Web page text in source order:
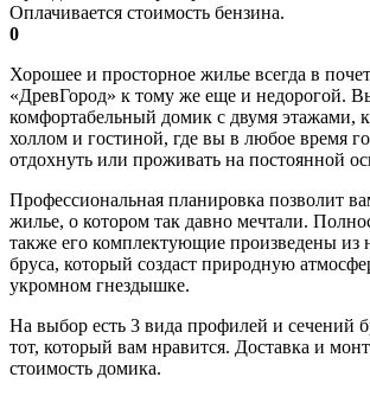
Оплачивается стоимость бензина.
0
Хорошее и просторное жилье всегда в
«ДревГород» к тому же еще и недорогой.
комфортабельный домик с двумя этажами,
холлом и гостиной, где вы в любое время
отдохнуть или проживать на постоянной
Профессиональная планировка позволит
жилье, о котором так давно мечтали.
также его комплектующие произведены из
бруса, который создаст природную
укромном гнездышке.
На выбор есть 3 вида профилей и сечений
тот, который вам нравится. Доставка и
стоимость домика.